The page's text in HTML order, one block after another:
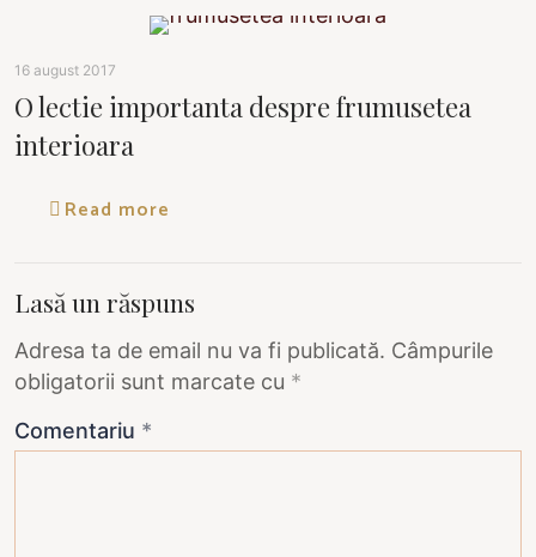
16 august 2017
O lectie importanta despre frumusetea
interioara
Read more
Lasă un răspuns
Adresa ta de email nu va fi publicată. Câmpurile
obligatorii sunt marcate cu *
Comentariu *